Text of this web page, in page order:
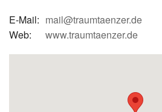
E-Mail: mail@traumtaenzer.de
Web:
www.traumtaenzer.de